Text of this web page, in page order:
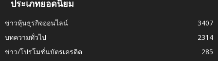
ประเภทยอดนิยม
ข่าวหุ้นธุรกิจออนไลน์
3407
บทความทั่วไป
2314
ข่าว/โปรโมชั่นบัตรเครดิต
285